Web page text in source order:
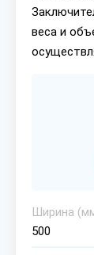
веса и
Ширина
500